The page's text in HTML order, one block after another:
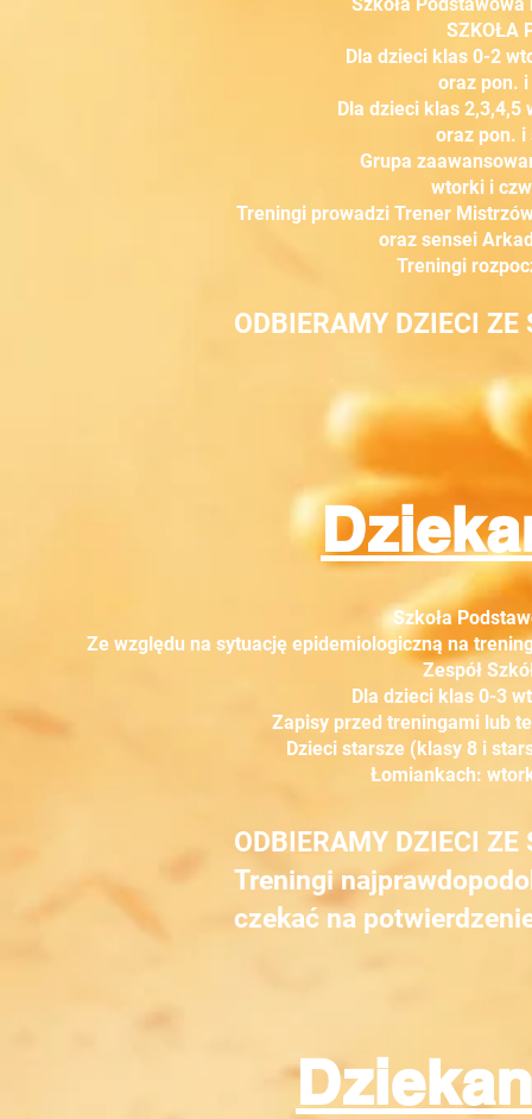
SZKOŁA
Dla dzieci klas 0-2
oraz pon.
Dla dzieci klas
oraz pon. i
Grupa
wtorki i
Treningi prowadzi Trener
oraz sensei
Treningi
ODBIERAMY DZIECI ZE
Szkoła
Ze względu na sytuację epidemiologiczną na
Zespół
Dla dzieci klas 0-3
Zapisy przed treningami lub
Dzieci starsze (klasy 8 i
Łomiankach:
ODBIERAMY DZIECI ZE
​Treningi
czekać na